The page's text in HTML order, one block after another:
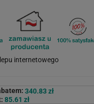
340.83 zł
85.61 zł